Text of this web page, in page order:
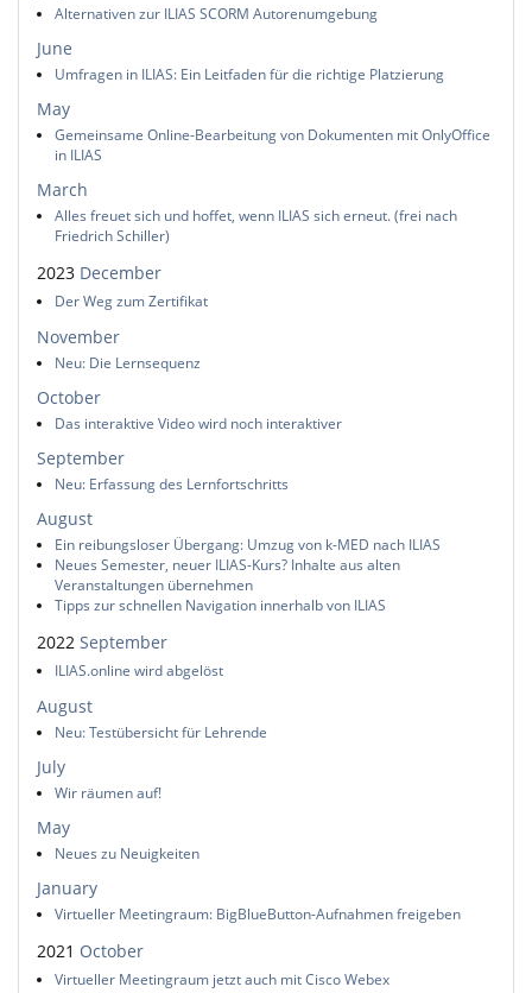
Alternativen zur ILIAS SCORM Autorenumgebung
June
Umfragen in ILIAS: Ein Leitfaden für die richtige Platzierung
May
Gemeinsame Online-Bearbeitung von Dokumenten mit OnlyOffice
in ILIAS
March
Alles freuet sich und hoffet, wenn ILIAS sich erneut. (frei nach
Friedrich Schiller)
2023 December
Der Weg zum Zertifikat
November
Neu: Die Lernsequenz
October
Das interaktive Video wird noch interaktiver
September
Neu: Erfassung des Lernfortschritts
August
Ein reibungsloser Übergang: Umzug von k-MED nach ILIAS
Neues Semester, neuer ILIAS-Kurs? Inhalte aus alten
Veranstaltungen übernehmen
Tipps zur schnellen Navigation innerhalb von ILIAS
2022 September
ILIAS.online wird abgelöst
August
Neu: Testübersicht für Lehrende
July
Wir räumen auf!
May
Neues zu Neuigkeiten
January
Virtueller Meetingraum: BigBlueButton-Aufnahmen freigeben
2021 October
Virtueller Meetingraum jetzt auch mit Cisco Webex